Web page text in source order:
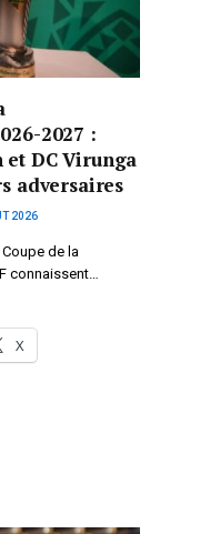
2027 :
DC Virunga
adversaires
2026
de la
connaissent…
X